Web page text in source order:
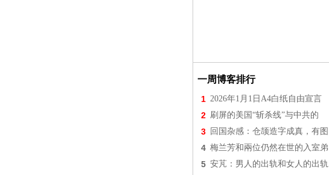
一周博客排行
1 2026年1月1日A4白纸自由宣言
2 刷屏的美国“斩杀线”与中共的
3 回国杂感：仓颉造字成真，有图
4 梅兰芳和兩位仍然在世的入室弟
5 安芃：男人的出轨和女人的出轨